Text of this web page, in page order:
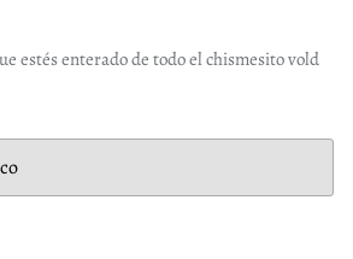
estés enterado de todo el chismesito vold